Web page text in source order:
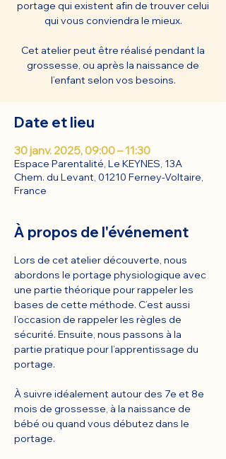
portage qui existent afin de trouver celui
qui vous conviendra le mieux.
Cet atelier peut être réalisé pendant la
grossesse, ou après la naissance de
l’enfant selon vos besoins.
Date et lieu
30 janv. 2025, 09:00 – 11:30
Espace Parentalité, Le KEYNES, 13A
Chem. du Levant, 01210 Ferney-Voltaire,
France
À propos de l'événement
Lors de cet atelier découverte, nous
abordons le portage physiologique avec
une partie théorique pour rappeler les
bases de cette méthode. C’est aussi
l’occasion de rappeler les règles de
sécurité. Ensuite, nous passons à la
partie pratique pour l’apprentissage du
portage.
À suivre idéalement autour des 7e et 8e
mois de grossesse, à la naissance de
bébé ou quand vous débutez dans le
portage.